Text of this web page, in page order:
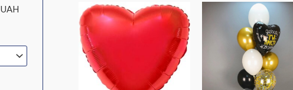
UAH